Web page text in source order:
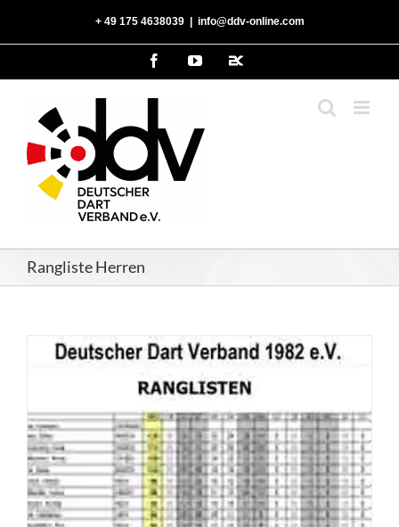
‭+ 49 175 4638039‬ info@ddv-online.com
FacebookYouTube2kDart
Rangliste Herren